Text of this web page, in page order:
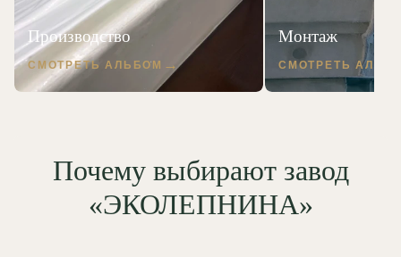
Производство
СМОТРЕТЬ АЛЬБОМ
Монтаж
СМОТРЕТЬ
Почему выбирают завод
«ЭКОЛЕПНИНА»